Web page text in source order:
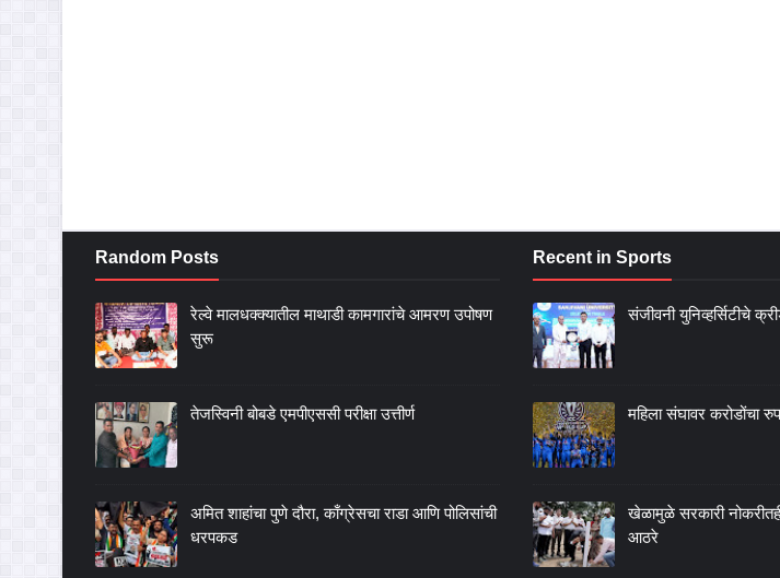
Random Posts
रेल्वे मालधक्क्यातील माथाडी कामगारांचे आमरण उपोषण
सुरू
तेजस्विनी बोबडे एमपीएससी परीक्षा उत्तीर्ण
अमित शाहांचा पुणे दौरा, काँग्रेसचा राडा आणि पोलिसांची
धरपकड
Recent in Sports
संजीवनी युनिव्हर्सिटीचे
महिला संघावर करोडोंचा
खेळामुळे सरकारी
आठरे